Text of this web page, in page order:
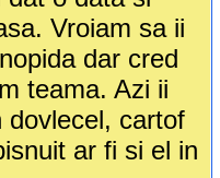
Vroiam sa ii
dar cred
teama. Azi ii
dovlecel, cartof
ar fi si el in